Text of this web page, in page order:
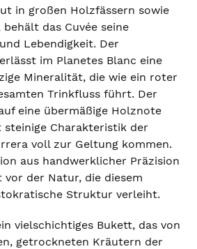
in großen Holzfässern sowie
das Cuvée seine
Lebendigkeit. Der
im Planetes Blanc eine
Mineralität, die wie ein roter
Trinkfluss führt. Der
eine übermäßige Holznote
steinige Charakteristik der
voll zur Geltung kommen.
aus handwerklicher Präzision
vor der Natur, die diesem
Struktur verleiht.
vielschichtiges Bukett, das von
getrockneten Kräutern der